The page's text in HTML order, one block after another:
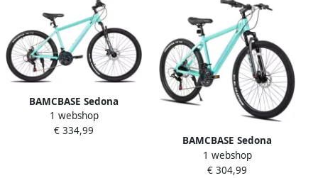
vork dubbele schijfremmen
aluminium frame – Groen
51 66 69 cm
BAMCBASE Sedona
voorvering mountainbike
27.5 aluminium frame 21
1 webshop
€ 334,99
BAMCBASE Sedona
voorvering mountainbike
26 aluminium frame 21
1 webshop
€ 304,99